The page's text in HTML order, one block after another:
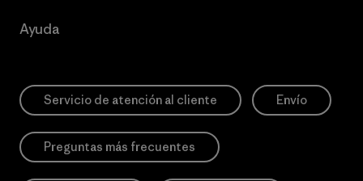
Ayuda
Servicio de atención al cliente Envío
Preguntas más frecuentes